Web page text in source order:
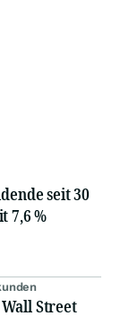
seit 30
7,6 %
Street